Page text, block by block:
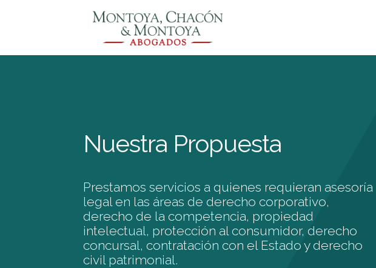
Nuestra Propuesta
Prestamos servicios a quienes requieran asesoría
legal en las áreas de derecho corporativo,
derecho de la competencia, propiedad
intelectual, protección al consumidor, derecho
concursal, contratación con el Estado y derecho
civil patrimonial.